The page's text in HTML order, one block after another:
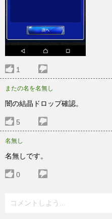
1
またの名を名無し
闇の結晶ドロップ確認。
5
名無し
名無しです。
0
コメントしよう...